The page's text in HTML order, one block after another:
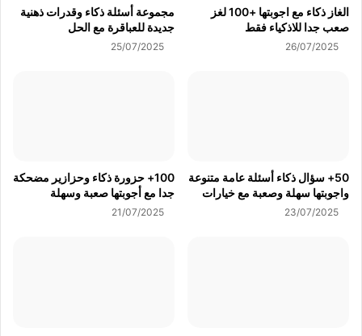
الغاز ذكاء مع اجوبتها +100 لغز
صعب جدا للاذكياء فقط
26/07/2025
مجموعة أسئلة ذكاء وقدرات ذهنية
جديدة للعباقرة مع الحل
25/07/2025
50+ سؤال ذكاء أسئلة عامة متنوعة
واجوبتها سهلة وصعبة مع خيارات
23/07/2025
100+ حزورة ذكاء وحزازير مضحكة
جدا مع أجوبتها صعبة وسهلة
21/07/2025